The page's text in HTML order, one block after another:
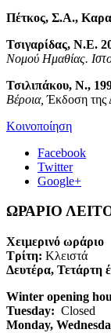
Πέτκος, Σ.Α.,
Τσιγαρίδας, Ν.Ε.
Νομού Ημαθίας.
Τσιλιπάκου, Ν.,
Βέροια, Έκδοση της
Κοινοποίηση
Facebook
Twitter
Google+
ΩΡΑΡΙΟ
Χειμερινό ωράριο
Τρίτη: Κλειστά
Δευτέρα, Τετάρτη
Winter opening
Tuesday: Closed
Monday,